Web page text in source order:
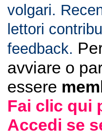
volgari.
lettori
feedback.
avviare o
essere
Fai clic qui
Accedi se